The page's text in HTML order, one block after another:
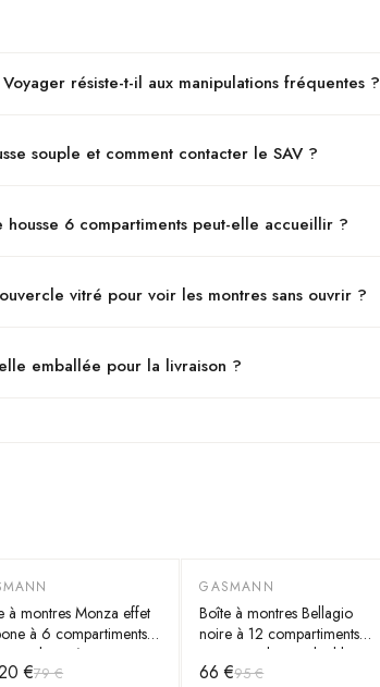
résiste-t-il aux manipulations fréquentes ?
souple et comment contacter le SAV ?
6 compartiments peut-elle accueillir ?
vitré pour voir les montres sans ouvrir ?
emballée pour la livraison ?
à montres Monza effet
à 6 compartiments
vitré
€79 €
-30%
GASMANN
Boîte à montres Bellagio
noire à 12 compartiments
avec tiroir bijoux double
étage
66 €95 €